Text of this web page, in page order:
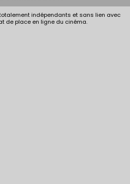
indépendants et sans lien avec
de place en ligne du cinéma.